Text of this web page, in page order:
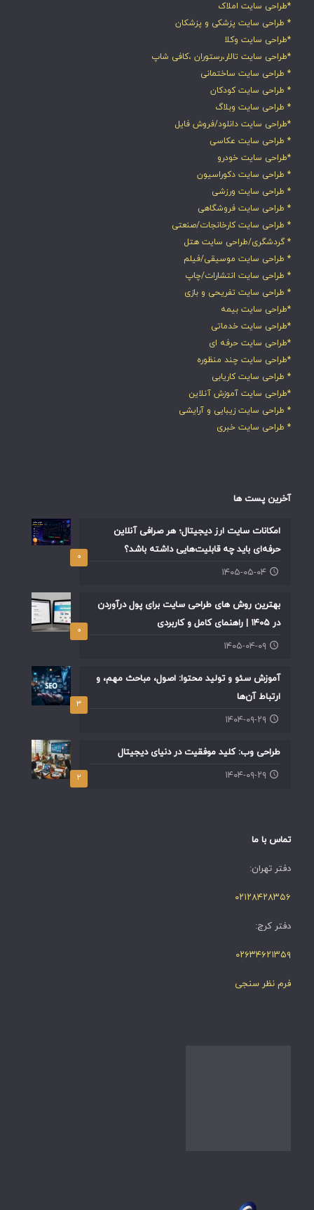
*طراحی سایت املاک
* طراحی سایت پزشکی و پزشکان
*طراحی سایت وکلا
*طراحی سایت تالار،رستوران ،کافی شاپ
* طراحی سایت ساختمانی
* طراحی سایت کودکان
* طراحی سایت وبلاگ
*طراحی سایت دانلود/فروش فایل
* طراحی سایت عکاسی
*طراحی سایت خودرو
* طراحی سایت دکوراسیون
* طراحی سایت ورزشی
* طراحی سایت فروشگاهی
* طراحی سایت کارخانجات/صنعتی
* گردشگری/طراحی سایت هتل
* طراحی سایت موسیقی/فیلم
* طراحی سایت انتشارات/چاپ
* طراحی سایت تفریحی و بازی
*طراحی سایت بیمه
*طراحی سایت خدماتی
*طراحی سایت حرفه ای
*طراحی سایت چند منظوره
* طراحی سایت کاریابی
*طراحی سایت آموزش آنلاین
* طراحی سایت زیبایی و آرایشی
* طراحی سایت خبری
آخرین پست ها
۰
امکانات سایت ارز دیجیتال؛ هر صرافی آنلاین
حرفه‌ای باید چه قابلیت‌هایی داشته باشد؟
۱۴۰۵-۰۵-۰۴
۰
بهترین روش های طراحی سایت برای پول درآوردن
در ۱۴۰۵ | راهنمای کامل و کاربردی
۱۴۰۵-۰۴-۰۹
۳
آموزش سئو و تولید محتوا: اصول، مباحث مهم، و
ارتباط آن‌ها
۱۴۰۴-۰۹-۲۹
۲
طراحی وب: کلید موفقیت در دنیای دیجیتال
۱۴۰۴-۰۹-۲۹
تماس با ما
دفتر تهران:
۰۲۱۲۸۴۲۸۳۵۶
دفتر کرج:
۰۲۶۳۴۶۲۱۳۵۹
فرم نظر سنجی